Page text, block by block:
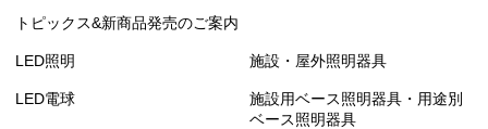
トピックス&新商品発売のご案内
LED照明 施設・屋外照明器具
LED電球
施設用ベース照明器具・用途別
ベース照明器具